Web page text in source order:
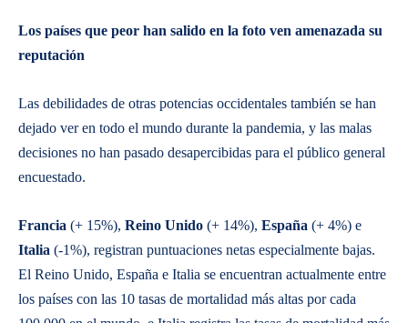
Los países que peor han salido en la foto ven amenazada su
reputación
Las debilidades de otras potencias occidentales también se han
dejado ver en todo el mundo durante la pandemia, y las malas
decisiones no han pasado desapercibidas para el público general
encuestado.
Francia (+ 15%), Reino Unido (+ 14%), España (+ 4%) e
Italia (-1%), registran puntuaciones netas especialmente bajas.
El Reino Unido, España e Italia se encuentran actualmente entre
los países con las 10 tasas de mortalidad más altas por cada